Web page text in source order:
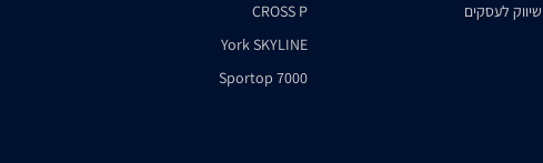
שיווק לעסקים
CROSS P
York SKYLINE
Sportop 7000